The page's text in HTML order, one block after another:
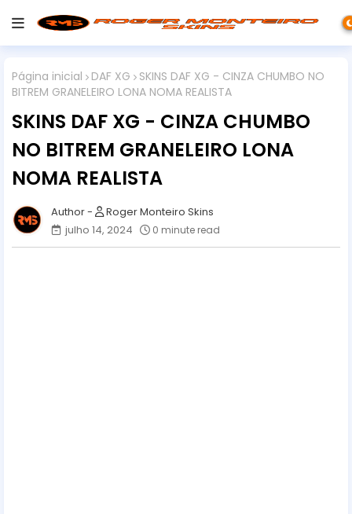
Página inicial DAF XG
SKINS DAF XG - CINZA CHUMBO NO
BITREM GRANELEIRO LONA NOMA REALISTA
SKINS DAF XG - CINZA CHUMBO
NO BITREM GRANELEIRO LONA
NOMA REALISTA
Roger Monteiro Skins
julho 14, 2024
0 minute read